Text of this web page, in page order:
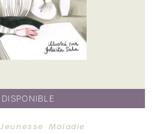
DISPONIBLE
Jeunesse
Maladie